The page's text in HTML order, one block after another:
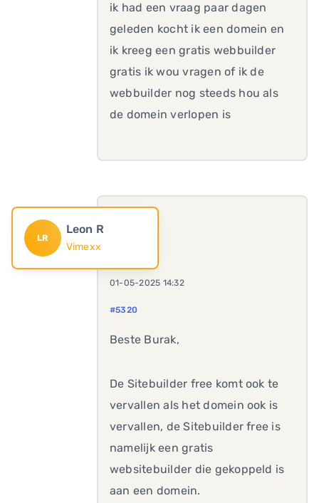
ik had een vraag paar dagen
geleden kocht ik een domein en
ik kreeg een gratis webbuilder
gratis ik wou vragen of ik de
webbuilder nog steeds hou als
de domein verlopen is
LR
Leon R
Vimexx
01-05-2025 14:32
#5320
Beste Burak,
De Sitebuilder free komt ook te
vervallen als het domein ook is
vervallen, de Sitebuilder free is
namelijk een gratis
websitebuilder die gekoppeld is
aan een domein.